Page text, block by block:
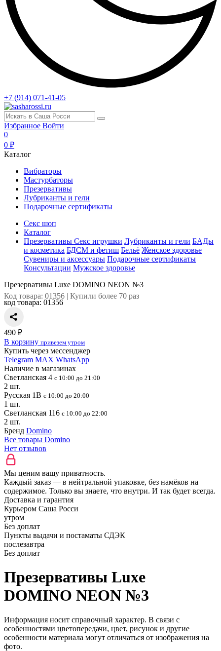
+7 (914) 071-41-05
Избранное Войти
0
0 ₽
Каталог
Вибраторы
Мастурбаторы
Презервативы
Лубриканты и гели
Подарочные сертификаты
Секс шоп
Каталог
Презервативы Секс игрушки Лубриканты и гели БАДы
и косметика БДСМ и фетиш Бельё Женское здоровье
Сувениры и аксессуары Подарочные сертификаты
Консультации Мужское здоровье
Презервативы Luxe DOMINO NEON №3
Код товара: 01356 | Купили более 70 раз
код товара: 01356
490 ₽
В корзину привезем утром
Купить через мессенджер
Telegram MAX WhatsApp
Наличие в магазинах
Светланская 4 с 10:00 до 21:00
2 шт.
Русская 1В с 10:00 до 20:00
1 шт.
Светланская 116 с 10:00 до 22:00
2 шт.
Бренд Domino
Все товары Domino
Нет отзывов
Мы ценим вашу приватность.
Каждый заказ — в нейтральной упаковке, без намёков на
содержимое. Только вы знаете, что внутри. И так будет всегда.
Доставка и гарантия
Курьером Саша Росси
утром
Без доплат
Пункты выдачи и постаматы СДЭК
послезавтра
Без доплат
Презервативы Luxe
DOMINO NEON №3
Информация носит справочный характер. В связи с
особенностями цветопередачи, цвет, рисунок и другие
особенности материала могут отличаться от изображения на
фото.